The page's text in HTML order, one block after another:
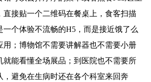
直接贴一个二维码在餐桌上，食客扫描
一个体验不流畅的H5，而是接近饿了么
用；博物馆不需要讲解器也不需要小册
就能看懂全场展品；到医院也不需要所
，避免在生病时还在各个科室来回奔